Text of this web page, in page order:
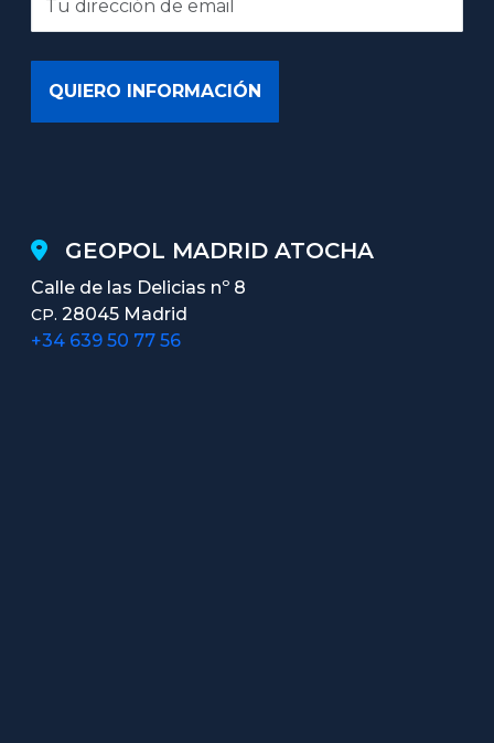
GEOPOL MADRID ATOCHA
Calle de las Delicias nº 8
CP. 28045 Madrid
+34 639 50 77 56